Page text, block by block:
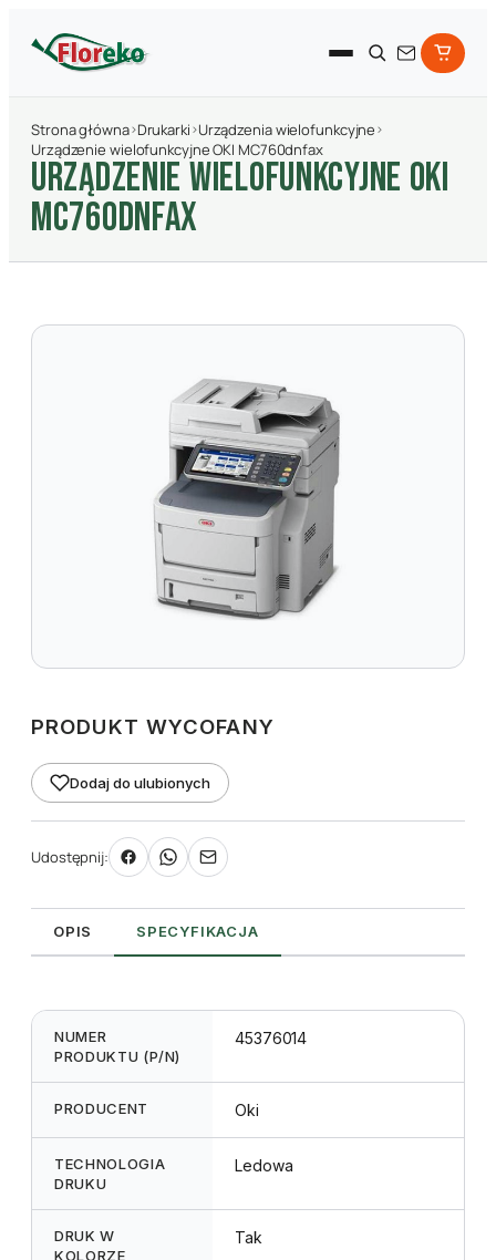
Strona główna›Drukarki›Urządzenia wielofunkcyjne›
Urządzenie wielofunkcyjne OKI MC760dnfax
URZąDZENIE WIELOFUNKCYJNE OKI
MC760DNFAX
PRODUKT WYCOFANY
Dodaj do ulubionych
Udostępnij:
OPIS SPECYFIKACJA
NUMER
PRODUKTU (P/N)
45376014
PRODUCENT Oki
TECHNOLOGIA
DRUKU
Ledowa
DRUK W
KOLORZE
Tak